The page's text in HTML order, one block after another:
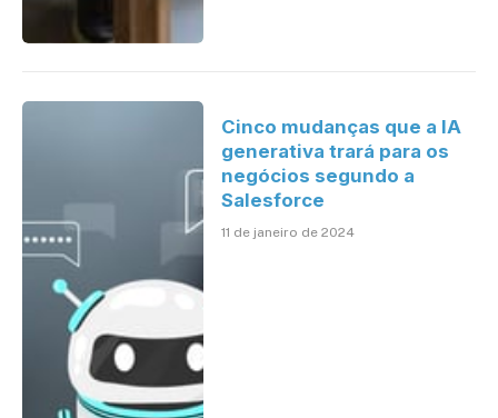
Cinco mudanças que a IA
generativa trará para os
negócios segundo a
Salesforce
11 de janeiro de 2024